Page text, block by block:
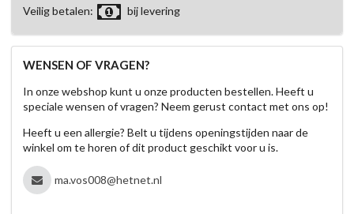
Veilig betalen: bij levering
WENSEN OF VRAGEN?
In onze webshop kunt u onze producten bestellen. Heeft u
speciale wensen of vragen? Neem gerust contact met ons op!
Heeft u een allergie? Belt u tijdens openingstijden naar de
winkel om te horen of dit product geschikt voor u is.
ma.vos008@hetnet.nl